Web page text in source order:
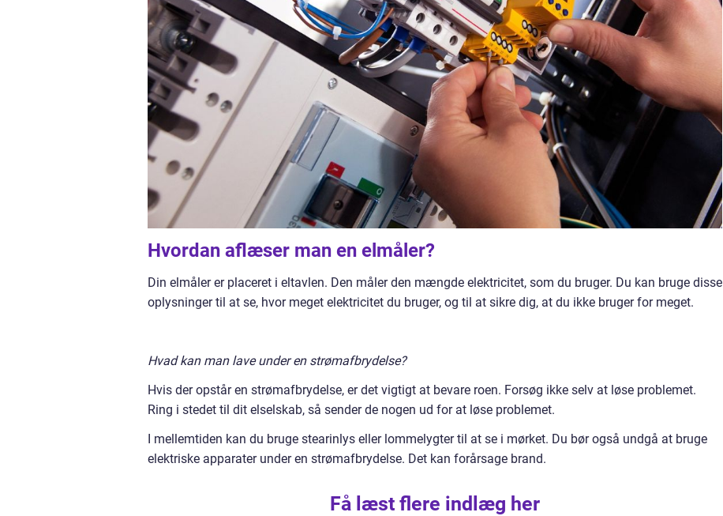
Hvordan aflæser man en elmåler?
Din elmåler er placeret i eltavlen. Den måler den mængde elektricitet, som du bruger. Du kan bruge disse
oplysninger til at se, hvor meget elektricitet du bruger, og til at sikre dig, at du ikke bruger for meget.
Hvad kan man lave under en strømafbrydelse?
Hvis der opstår en strømafbrydelse, er det vigtigt at bevare roen. Forsøg ikke selv at løse problemet.
Ring i stedet til dit elselskab, så sender de nogen ud for at løse problemet.
I mellemtiden kan du bruge stearinlys eller lommelygter til at se i mørket. Du bør også undgå at bruge
elektriske apparater under en strømafbrydelse. Det kan forårsage brand.
Få læst flere indlæg her